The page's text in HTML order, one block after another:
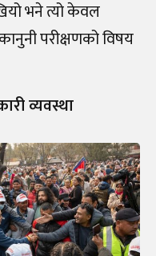
भने त्यो केवल
परीक्षणको विषय
व्यवस्था